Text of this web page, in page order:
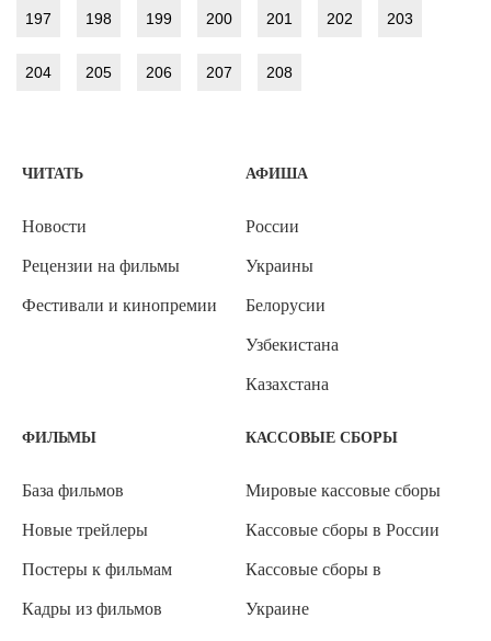
197 198 199 200 201 202 203
204 205 206 207 208
ЧИТАТЬ
Новости
Рецензии на фильмы
Фестивали и кинопремии
АФИША
России
Украины
Белорусии
Узбекистана
Казахстана
ФИЛЬМЫ
База фильмов
Новые трейлеры
Постеры к фильмам
Кадры из фильмов
КАССОВЫЕ СБОРЫ
Мировые кассовые сборы
Кассовые сборы в России
Кассовые сборы в
Украине